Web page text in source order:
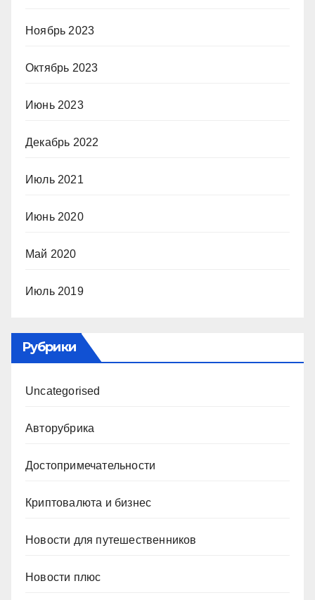
Ноябрь 2023
Октябрь 2023
Июнь 2023
Декабрь 2022
Июль 2021
Июнь 2020
Май 2020
Июль 2019
Рубрики
Uncategorised
Авторубрика
Достопримечательности
Криптовалюта и бизнес
Новости для путешественников
Новости плюс